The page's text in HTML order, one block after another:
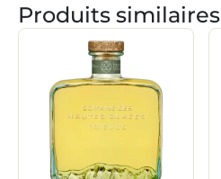
Produits similaires